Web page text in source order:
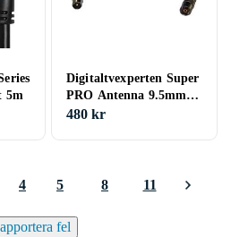
5m
Digitaltvexperten Super
PRO Antenna 9.5mm -
9.5mm M-F 15m
480 kr
4 5 8 11
fel